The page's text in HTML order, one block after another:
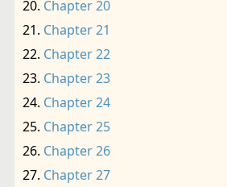
Chapter 20
Chapter 21
Chapter 22
Chapter 23
Chapter 24
Chapter 25
Chapter 26
Chapter 27